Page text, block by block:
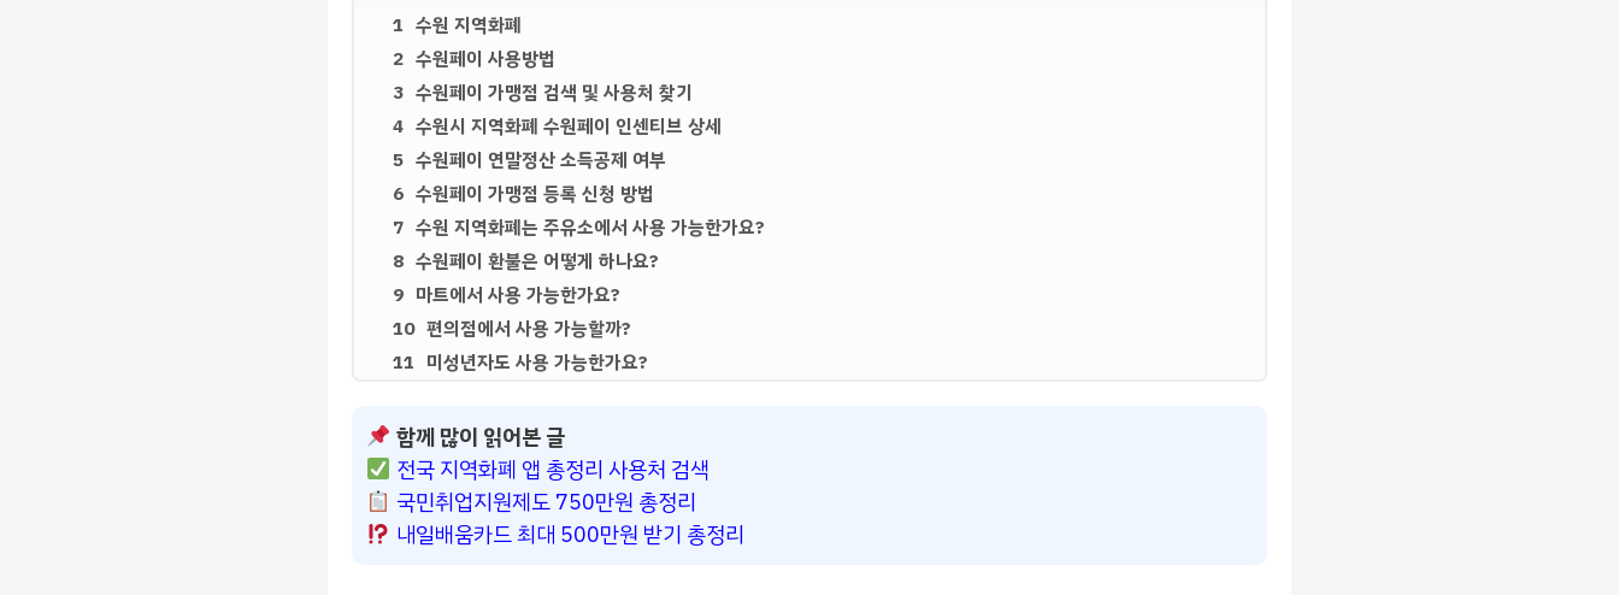
수원 지역화폐
수원페이 사용방법
수원페이 가맹점 검색 및 사용처 찾기
수원시 지역화폐 수원페이 인센티브 상세
수원페이 연말정산 소득공제 여부
수원페이 가맹점 등록 신청 방법
수원 지역화폐는 주유소에서 사용 가능한가요?
수원페이 환불은 어떻게 하나요?
마트에서 사용 가능한가요?
편의점에서 사용 가능할까?
미성년자도 사용 가능한가요?
함께 많이 읽어본 글
전국 지역화폐 앱 총정리 사용처 검색
국민취업지원제도 750만원 총정리
내일배움카드 최대 500만원 받기 총정리